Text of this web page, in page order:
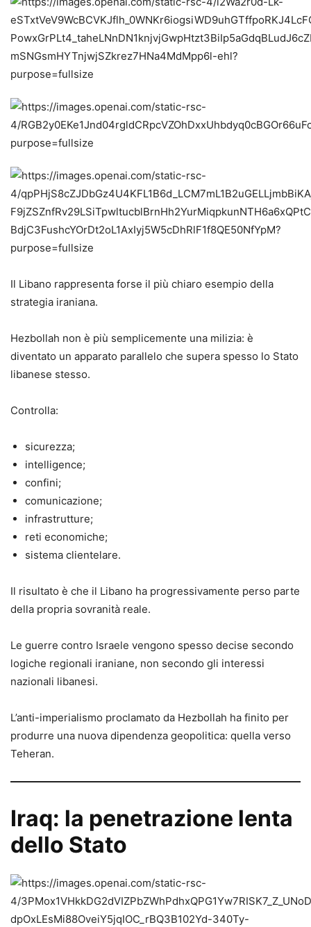
Il Libano rappresenta forse il più chiaro esempio della
strategia iraniana.
Hezbollah non è più semplicemente una milizia: è
diventato un apparato parallelo che supera spesso lo Stato
libanese stesso.
Controlla:
sicurezza;
intelligence;
confini;
comunicazione;
infrastrutture;
reti economiche;
sistema clientelare.
Il risultato è che il Libano ha progressivamente perso parte
della propria sovranità reale.
Le guerre contro Israele vengono spesso decise secondo
logiche regionali iraniane, non secondo gli interessi
nazionali libanesi.
L’anti-imperialismo proclamato da Hezbollah ha finito per
produrre una nuova dipendenza geopolitica: quella verso
Teheran.
Iraq: la penetrazione lenta
dello Stato